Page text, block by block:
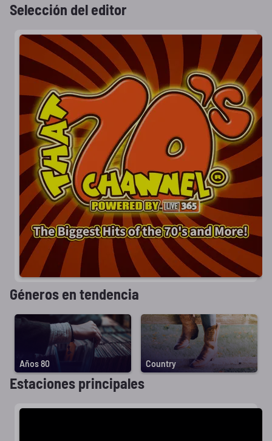
Selección del editor
Géneros en tendencia
Años 80 Country
Estaciones principales